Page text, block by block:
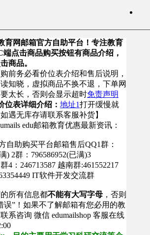
育网邮箱官方自助平台！专注教育
端点击商品购买按钮有商品介绍，
商品。
前务必看价位表介绍和售后说明，
知晓，虚拟商品不换不退，下单网
太长，否则会显示超时免责声明
位表详细介绍： 地址1打开缓慢就
如遇无库存请联系客服补货】
edu邮箱教育优惠最新资讯：
自助购买平台邮箱售后QQ1群：
) 2群：796586952(已满)3
4：246713587 越南群:461552217
IT软件开发交流群
所有信息都不能有大写字母 ，否则
误”！如果不了解邮箱有您必用的教
系咨询 微信 edumailshop 客服在线